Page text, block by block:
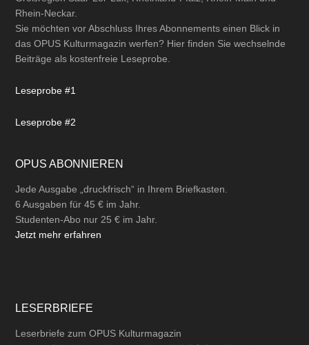
Rhein-Neckar.
Sie möchten vor Abschluss Ihres Abonnements einen Blick in
das OPUS Kulturmagazin werfen? Hier finden Sie wechselnde
Beiträge als kostenfreie Leseprobe.
Leseprobe #1
Leseprobe #2
OPUS ABONNIEREN
Jede Ausgabe „druckfrisch“ in Ihrem Briefkasten.
6 Ausgaben für 45 € im Jahr.
Studenten-Abo nur 25 € im Jahr.
Jetzt mehr erfahren
LESERBRIEFE
Leserbriefe zum OPUS Kulturmagazin